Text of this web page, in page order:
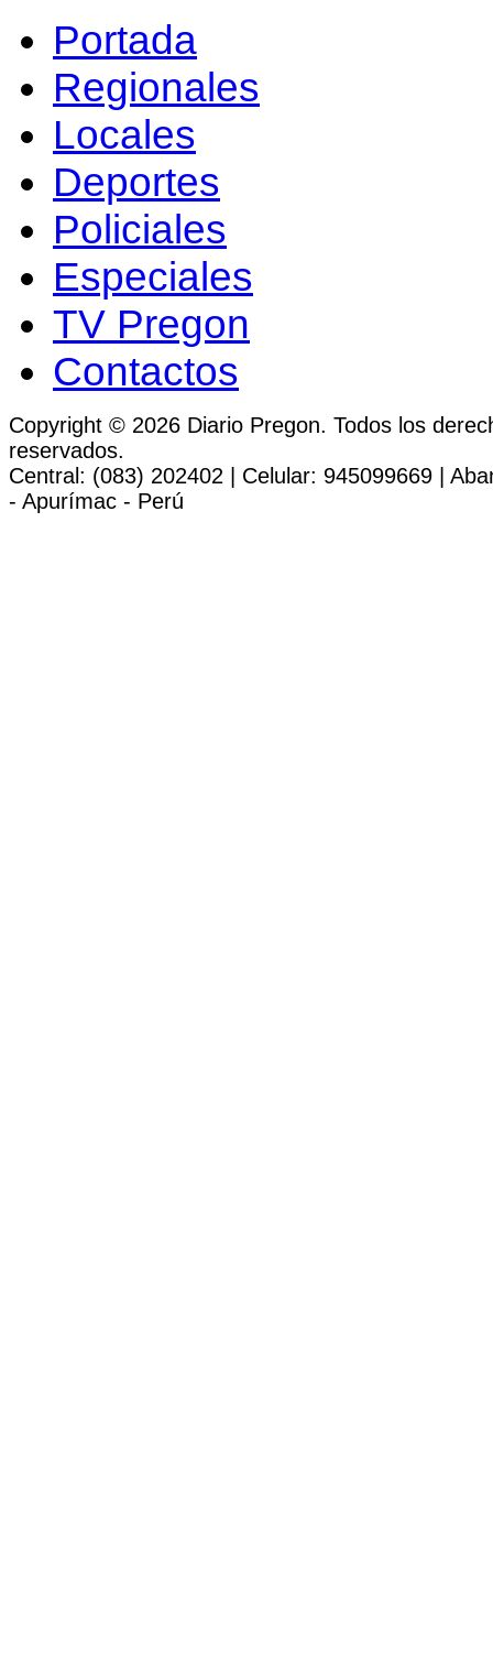
Portada
Regionales
Locales
Deportes
Policiales
Especiales
TV Pregon
Contactos
Copyright © 2026 Diario Pregon. Todos los
reservados.
Central: (083) 202402 | Celular: 945099669 |
- Apurímac - Perú